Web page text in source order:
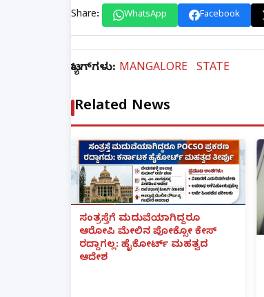
Share: WhatsApp Facebook
ಟ್ಯಾಗ್‌ಗಳು: MANGALORE STATE
Related News
ಸಂತ್ರಸ್ತೆಗೆ ಮದುವೆಯಾಗಿದ್ದರೂ
ಆರೋಪಿ ಮೇಲಿನ ಪೋಕ್ಸೋ ಕೇಸ್
ರದ್ದಾಗಲ್ಲ: ಹೈಕೋರ್ಟ್ ಮಹತ್ವದ
ಆದೇಶ